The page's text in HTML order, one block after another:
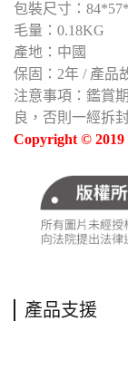
包裝尺寸：
毛量：0.18KG
產地：中國
保固：2年 / 產品
注意事項：鑑賞
良，否則一經拆
Copyright © 2019
產品支援